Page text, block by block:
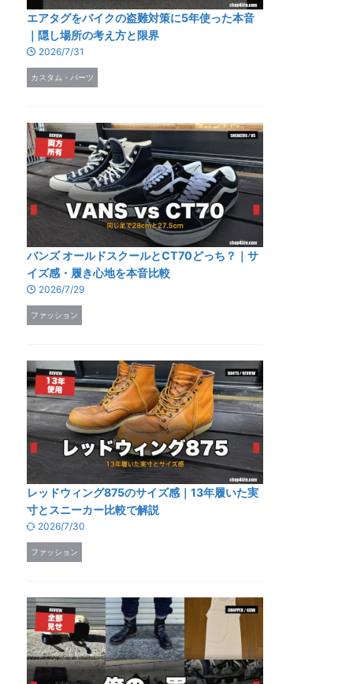
エアタグをバイクの盗難対策に5年使った本音
｜隠し場所の考え方と限界
2026/7/31
カスタム・パーツ
バンズ オールドスクールとCT70どっち？｜サ
イズ感・履き心地を本音比較
2026/7/29
ファッション
レッドウィング875のサイズ感｜13年履いた実
寸とスニーカー比較で解説
2026/7/30
ファッション